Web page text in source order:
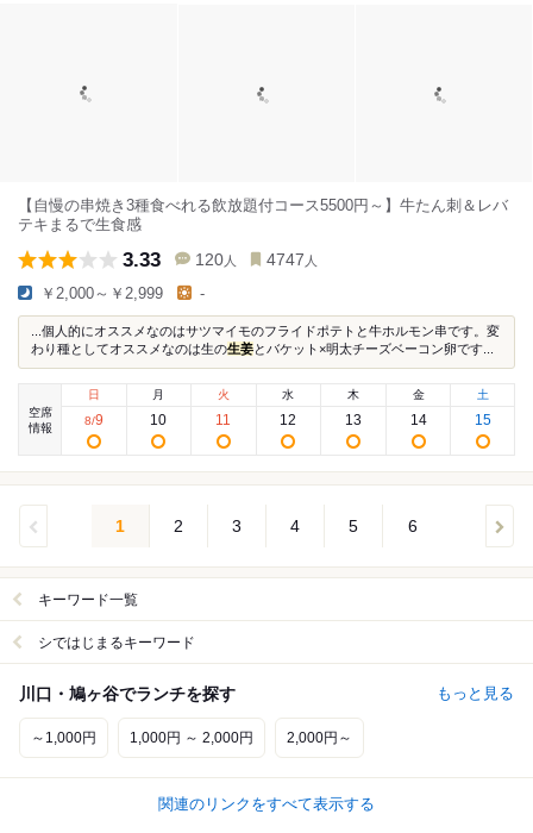
【自慢の串焼き3種食べれる飲放題付コース5500円～】牛たん刺＆レバ
テキまるで生食感
3.33 120 人 4747 人
￥2,000～￥2,999 -
...個人的にオススメなのはサツマイモのフライドポテトと牛ホルモン串です。変
わり種としてオススメなのは生の生姜とバケット×明太チーズベーコン卵です...
空席
情報
日
8/9
月
10
火
11
水
12
木
13
金
14
土
15
1 2 3 4 5 6
キーワード一覧
シではじまるキーワード
川口・鳩ヶ谷でランチを探す もっと見る
～1,000円 1,000円 ～ 2,000円 2,000円～
関連のリンクをすべて表示する